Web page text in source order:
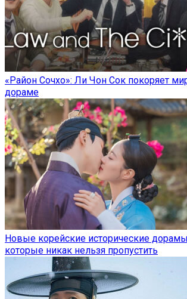
«Район Сочхо»: Ли Чон Сок покоряет
дораме
Новые корейские исторические
которые никак нельзя пропустить